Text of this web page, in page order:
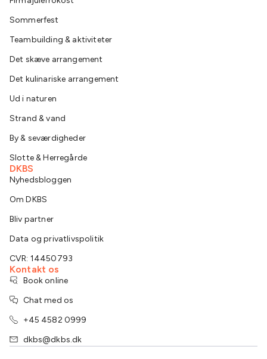
Sommerfest
Teambuilding & aktiviteter
Det skæve arrangement
Det kulinariske arrangement
Ud i naturen
Strand & vand
By & seværdigheder
Slotte & Herregårde
DKBS
Nyhedsbloggen
Om DKBS
Bliv partner
Data og privatlivspolitik
CVR: 14450793
Kontakt os
Book online
Chat med os
+45 4582 0999
dkbs@dkbs.dk